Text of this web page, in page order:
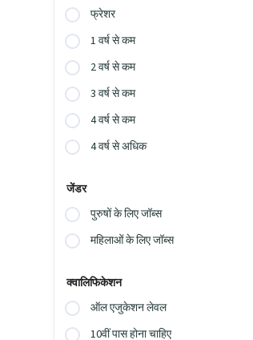
फ्रेशर
1 वर्ष से कम
2 वर्ष से कम
3 वर्ष से कम
4 वर्ष से कम
4 वर्ष से अधिक
जेंडर
पुरुषों के लिए जॉब्स
महिलाओं के लिए जॉब्स
क्वालिफिकेशन
ऑल एजुकेशन लेवल
10वीं पास होना चाहिए